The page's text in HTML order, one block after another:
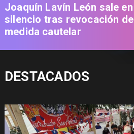
Joaquín Lavín León sale en
silencio tras revocación de
medida cautelar
DESTACADOS